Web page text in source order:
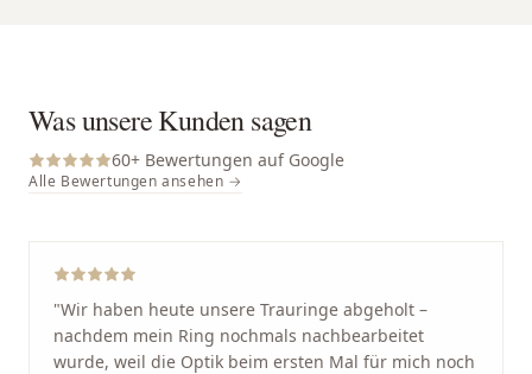
Was unsere Kunden sagen
60+ Bewertungen auf Google
Alle Bewertungen ansehen →
"Wir haben heute unsere Trauringe abgeholt –
nachdem mein Ring nochmals nachbearbeitet
wurde, weil die Optik beim ersten Mal für mich noch